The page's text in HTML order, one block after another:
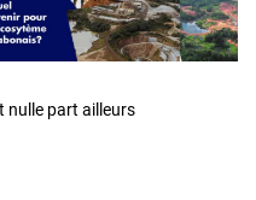
nulle part ailleurs